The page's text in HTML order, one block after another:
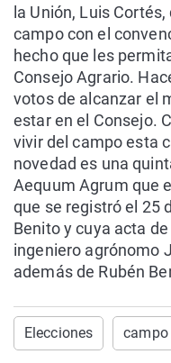
la Unión, Luis
campo con el
hecho que les
Consejo Agrario.
votos de alcanzar el
estar en el Consejo.
vivir del campo esta
novedad es una
Aequum Agrum que
que se registró el 25
Benito y cuya acta
ingeniero agrónomo
además de Rubén
Elecciones campo